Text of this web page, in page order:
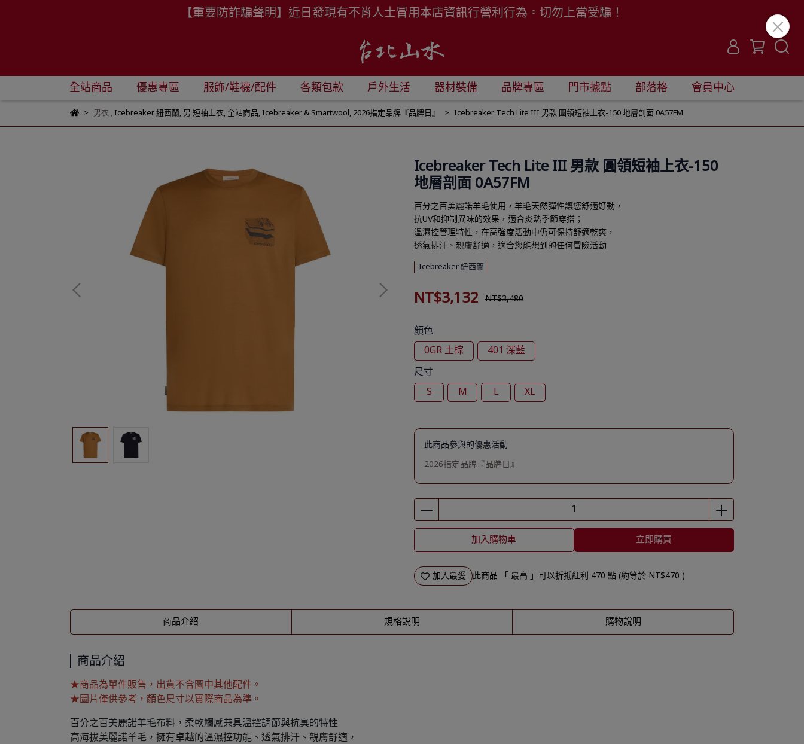
【重要防詐騙聲明】近日發現有不肖人士冒用本店資訊行營利行為。切勿上當受騙！
全站商品 優惠專區 服飾/鞋襪/配件 各類包款 戶外生活 器材裝備 品牌專區 門市據點 部落格 會員中心
男衣 ,Icebreaker 紐西蘭, 男 短袖上衣,全站商品,Icebreaker & Smartwool, 2026指定品牌『品牌日』 Icebreaker Tech Lite III 男款 圓領短袖上衣-150 地層剖面 0A57FM
Icebreaker Tech Lite III 男款 圓領短袖上衣-150
地層剖面 0A57FM
百分之百美麗諾羊毛使用，羊毛天然彈性讓您舒適好動，
抗UV和抑制異味的效果，適合炎熱季節穿搭；
溫濕控管理特性，在高強度活動中仍可保持舒適乾爽，
透氣排汗、親膚舒適，適合您能想到的任何冒險活動
Icebreaker 紐西蘭
NT$3,132 NT$3,480
顏色
0GR 土棕
401 深藍
尺寸
S
M L XL
此商品參與的優惠活動
2026指定品牌『品牌日』
加入購物車 立即購買
加入最愛 此商品 「 最高 」可以折抵紅利 470 點 (約等於 NT$470 )
商品介紹 規格說明 購物說明
商品介紹
★商品為單件販售，出貨不含圖中其他配件。
★圖片僅供參考，顏色尺寸以實際商品為準。
百分之百美麗諾羊毛布料，柔軟觸感兼具溫控調節與抗臭的特性
高海拔美麗諾羊毛，擁有卓越的溫濕控功能、透氣排汗、親膚舒適，